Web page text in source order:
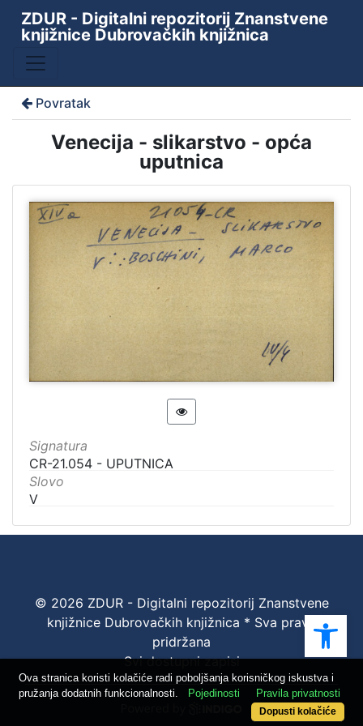
ZDUR - Digitalni repozitorij Znanstvene
knjižnice Dubrovačkih knjižnica
Povratak
Venecija - slikarstvo - opća
uputnica
Signatura
CR-21.054 - UPUTNICA
Slovo
V
© 2026 ZDUR - Digitalni repozitorij Znanstvene
knjižnice Dubrovačkih knjižnica * Sva prava
pridržana
Svi dostupni zapisi
Ova stranica koristi kolačiće radi poboljšanja korisničkog iskustva i
pružanja dodatnih funkcionalnosti.
Pojedinosti Pravila privatnosti
Dopusti kolačiće